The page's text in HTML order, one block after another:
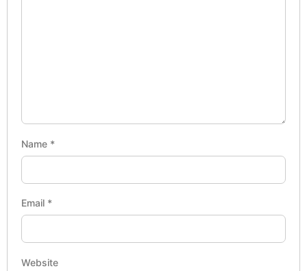
Name *
Email *
Website